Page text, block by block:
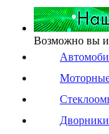
Возможно вы
Дворники